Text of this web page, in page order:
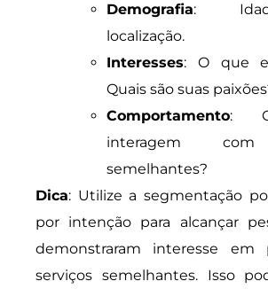
Demografia:
localização.
Interesses: O que
Quais são suas
Comportamento:
interagem
semelhantes?
Dica: Utilize a segmentação
por intenção para alcançar
demonstraram interesse em
serviços semelhantes. Isso